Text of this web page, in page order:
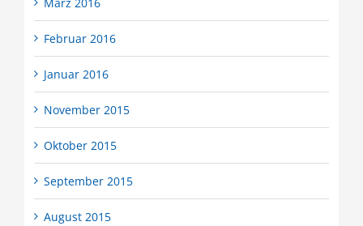
Februar 2016
Januar 2016
November 2015
Oktober 2015
September 2015
August 2015